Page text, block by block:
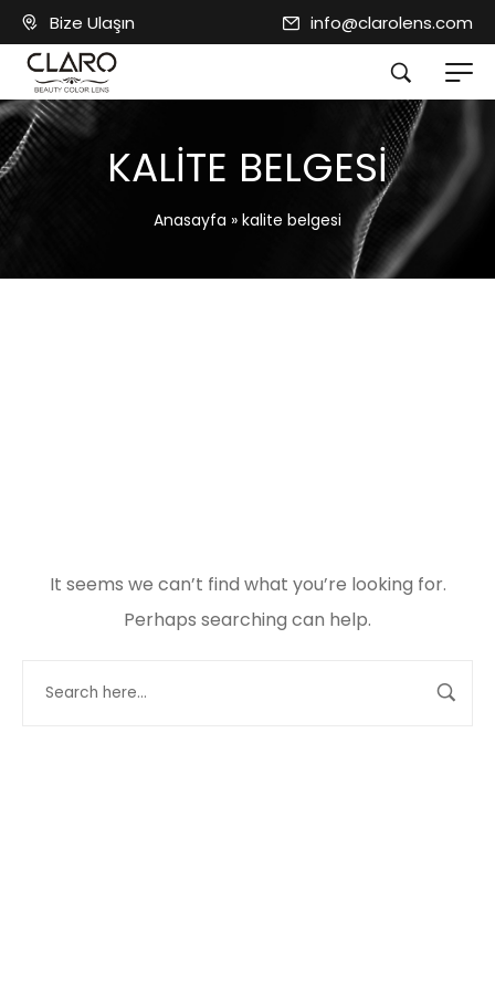
Bize Ulaşın info@clarolens.com
KALITE BELGESI
Anasayfa » kalite belgesi
It seems we can’t find what you’re looking for.
Perhaps searching can help.